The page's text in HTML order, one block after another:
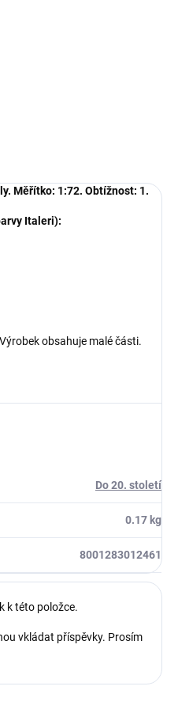
Měřítko: 1:72. Obtížnost: 1.
Italeri):
obsahuje malé části.
Do 20. století
0.17 kg
8001283012461
k této položce.
vkládat příspěvky. Prosím